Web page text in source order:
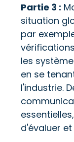
Partie 3 :
situation
par
les
en se
l'industrie.
d'évaluer